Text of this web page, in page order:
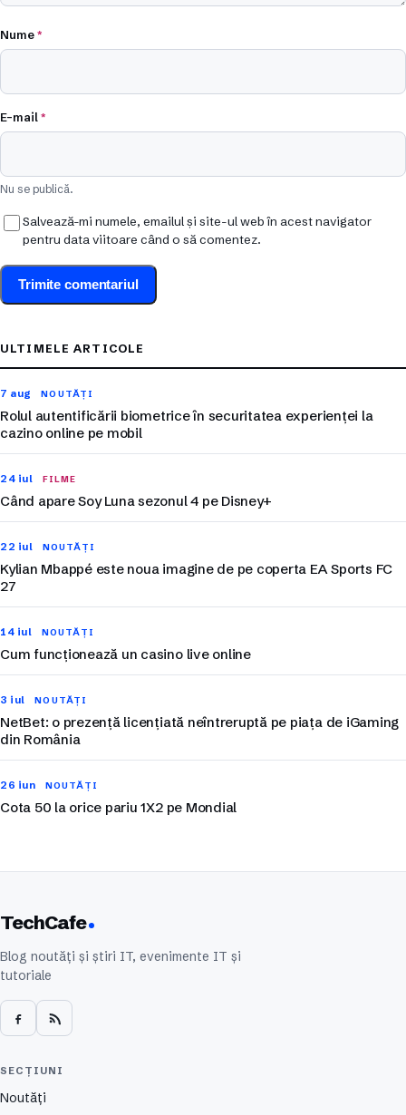
Nume*
E-mail*
Nu se publică.
Salvează-mi numele, emailul și site-ul web în acest navigator
pentru data viitoare când o să comentez.
ULTIMELE ARTICOLE
7 aug NOUTĂȚI
Rolul autentificării biometrice în securitatea experienței la
cazino online pe mobil
24 iul FILME
Când apare Soy Luna sezonul 4 pe Disney+
22 iul NOUTĂȚI
Kylian Mbappé este noua imagine de pe coperta EA Sports FC
27
14 iul NOUTĂȚI
Cum funcționează un casino live online
3 iul NOUTĂȚI
NetBet: o prezență licențiată neîntreruptă pe piața de iGaming
din România
26 iun NOUTĂȚI
Cota 50 la orice pariu 1X2 pe Mondial
TechCafe
Blog noutăți și știri IT, evenimente IT și
tutoriale
SECȚIUNI
Noutăți